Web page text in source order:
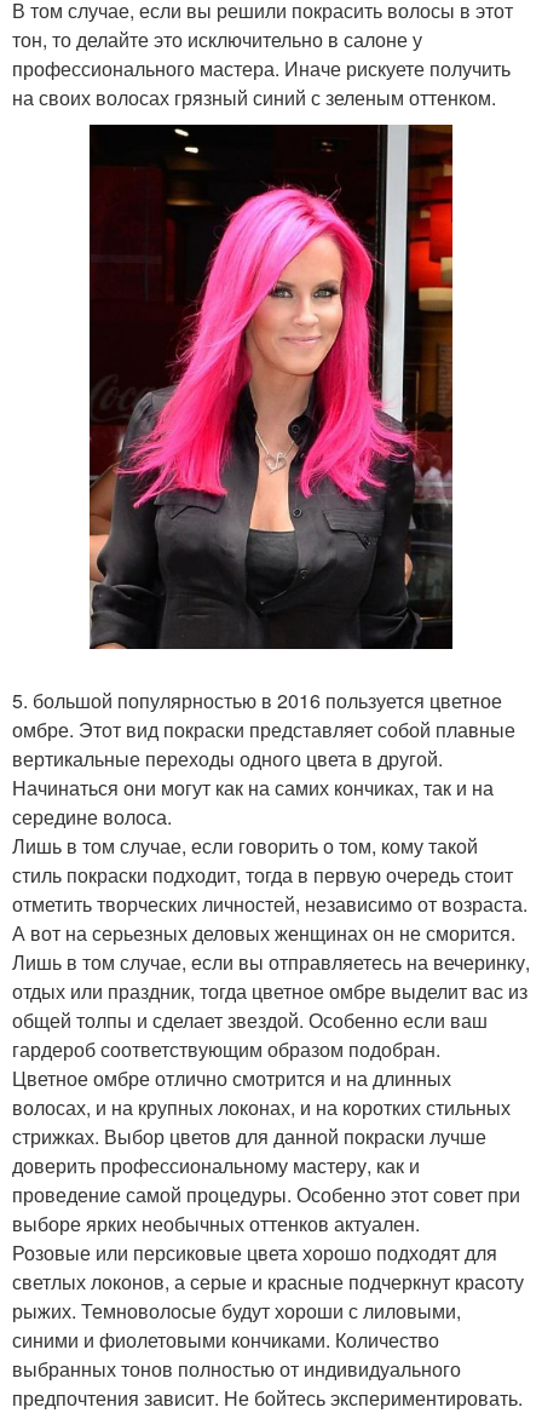
В том случае, если вы решили покрасить волосы в этот
тон, то делайте это исключительно в салоне у
профессионального мастера. Иначе рискуете получить
на своих волосах грязный синий с зеленым оттенком.
5. большой популярностью в 2016 пользуется цветное
омбре. Этот вид покраски представляет собой плавные
вертикальные переходы одного цвета в другой.
Начинаться они могут как на самих кончиках, так и на
середине волоса.
Лишь в том случае, если говорить о том, кому такой
стиль покраски подходит, тогда в первую очередь стоит
отметить творческих личностей, независимо от возраста.
А вот на серьезных деловых женщинах он не сморится.
Лишь в том случае, если вы отправляетесь на вечеринку,
отдых или праздник, тогда цветное омбре выделит вас из
общей толпы и сделает звездой. Особенно если ваш
гардероб соответствующим образом подобран.
Цветное омбре отлично смотрится и на длинных
волосах, и на крупных локонах, и на коротких стильных
стрижках. Выбор цветов для данной покраски лучше
доверить профессиональному мастеру, как и
проведение самой процедуры. Особенно этот совет при
выборе ярких необычных оттенков актуален.
Розовые или персиковые цвета хорошо подходят для
светлых локонов, а серые и красные подчеркнут красоту
рыжих. Темноволосые будут хороши с лиловыми,
синими и фиолетовыми кончиками. Количество
выбранных тонов полностью от индивидуального
предпочтения зависит. Не бойтесь экспериментировать.